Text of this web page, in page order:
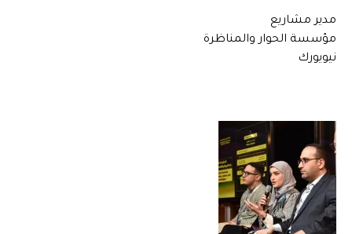
مدير مشاريع
مؤسسة الحوار والمناظرة
نيويورك